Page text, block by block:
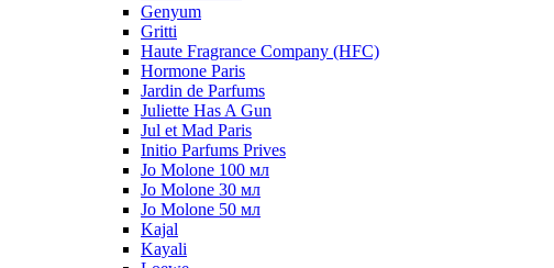
Genyum
Gritti
Haute Fragrance Company (HFC)
Hormone Paris
Jardin de Parfums
Juliette Has A Gun
Jul et Mad Paris
Initio Parfums Prives
Jo Molone 100 мл
Jo Molone 30 мл
Jo Molone 50 мл
Kajal
Kayali